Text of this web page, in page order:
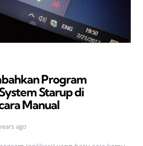
Program
Starup di
Manual
ago